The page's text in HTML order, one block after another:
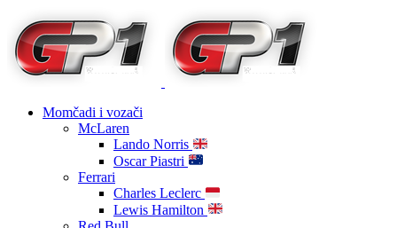
Momčadi i vozači
McLaren
Lando Norris
Oscar Piastri
Ferrari
Charles Leclerc
Lewis Hamilton